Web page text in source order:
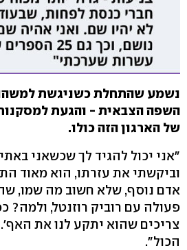
נשמע שהתחלת כשניגשת
השפה הצבאית - והגעת
של הארגון הזה כולו.
"אני יכול להגיד לך שכשאני
וביקשתי את עזרתו, הוא מאוד
אדם נוסף, שלא חשוב מה שמו,
פעולה עם רוביק רוזנטל, ולמה?
צריכים שהוא יתקע לנו את האף'.
הכול".